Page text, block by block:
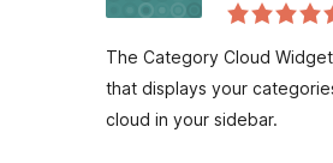
The Category Cloud
that displays your
cloud in your sidebar.